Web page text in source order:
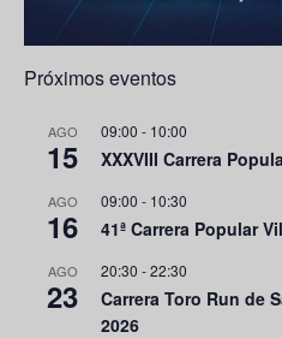
Próximos eventos
AGO
15
09:00 - 10:00
XXXVIII Carrera
AGO
16
09:00 - 10:30
41ª Carrera Popular
AGO
23
20:30 -22:30
Carrera Toro Run de
2026